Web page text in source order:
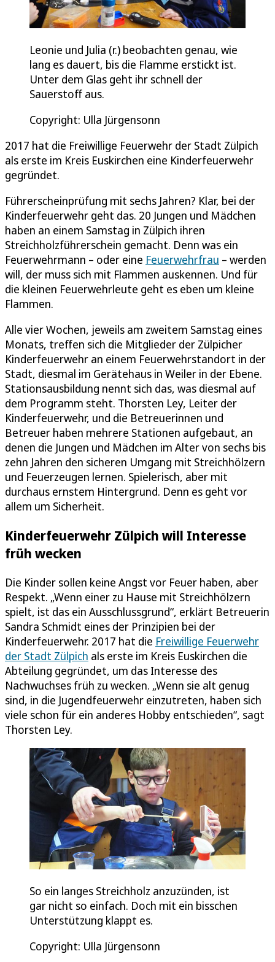
Leonie und Julia (r.) beobachten genau, wie
lang es dauert, bis die Flamme erstickt ist.
Unter dem Glas geht ihr schnell der
Sauerstoff aus.
Copyright: Ulla Jürgensonn
2017 hat die Freiwillige Feuerwehr der Stadt Zülpich
als erste im Kreis Euskirchen eine Kinderfeuerwehr
gegründet.
Führerscheinprüfung mit sechs Jahren? Klar, bei der
Kinderfeuerwehr geht das. 20 Jungen und Mädchen
haben an einem Samstag in Zülpich ihren
Streichholzführerschein gemacht. Denn was ein
Feuerwehrmann – oder eine Feuerwehrfrau – werden
will, der muss sich mit Flammen auskennen. Und für
die kleinen Feuerwehrleute geht es eben um kleine
Flammen.
Alle vier Wochen, jeweils am zweitem Samstag eines
Monats, treffen sich die Mitglieder der Zülpicher
Kinderfeuerwehr an einem Feuerwehrstandort in der
Stadt, diesmal im Gerätehaus in Weiler in der Ebene.
Stationsausbildung nennt sich das, was diesmal auf
dem Programm steht. Thorsten Ley, Leiter der
Kinderfeuerwehr, und die Betreuerinnen und
Betreuer haben mehrere Stationen aufgebaut, an
denen die Jungen und Mädchen im Alter von sechs bis
zehn Jahren den sicheren Umgang mit Streichhölzern
und Feuerzeugen lernen. Spielerisch, aber mit
durchaus ernstem Hintergrund. Denn es geht vor
allem um Sicherheit.
Kinderfeuerwehr Zülpich will Interesse
früh wecken
Die Kinder sollen keine Angst vor Feuer haben, aber
Respekt. „Wenn einer zu Hause mit Streichhölzern
spielt, ist das ein Ausschlussgrund“, erklärt Betreuerin
Sandra Schmidt eines der Prinzipien bei der
Kinderfeuerwehr. 2017 hat die Freiwillige Feuerwehr
der Stadt Zülpich als erste im Kreis Euskirchen die
Abteilung gegründet, um das Interesse des
Nachwuchses früh zu wecken. „Wenn sie alt genug
sind, in die Jugendfeuerwehr einzutreten, haben sich
viele schon für ein anderes Hobby entschieden“, sagt
Thorsten Ley.
So ein langes Streichholz anzuzünden, ist
gar nicht so einfach. Doch mit ein bisschen
Unterstützung klappt es.
Copyright: Ulla Jürgensonn